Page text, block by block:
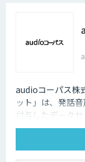
audioコーパス株
ット」は、発話
付与したデータ
発話カテゴリよ